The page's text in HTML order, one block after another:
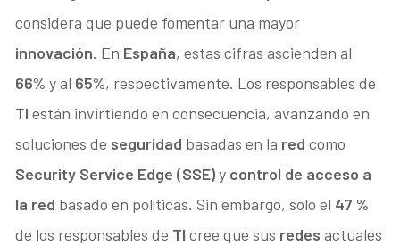
considera que puede fomentar una mayor
innovación. En España, estas cifras ascienden al
66% y al 65%, respectivamente. Los responsables de
TI están invirtiendo en consecuencia, avanzando en
soluciones de seguridad basadas en la red como
Security Service Edge (SSE)y control de acceso a
la red basado en políticas. Sin embargo, solo el 47 %
de los responsables de TI cree que sus redes actuales